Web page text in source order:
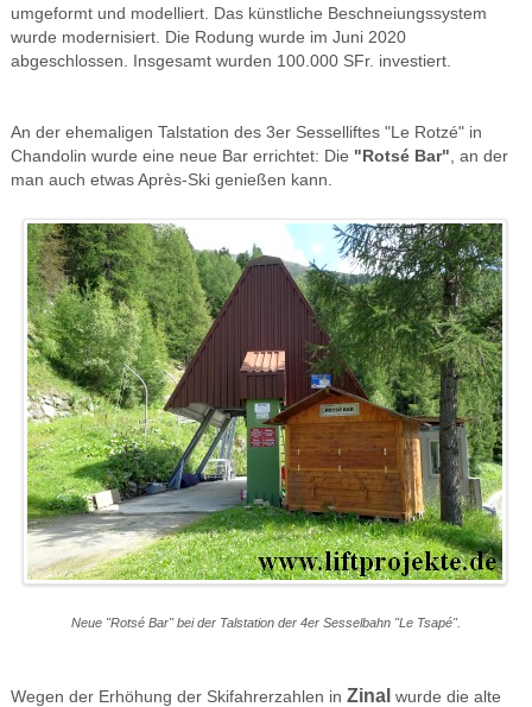
umgeformt und modelliert. Das künstliche Beschneiungssystem
wurde modernisiert. Die Rodung wurde im Juni 2020
abgeschlossen. Insgesamt wurden 100.000 SFr. investiert.
An der ehemaligen Talstation des 3er Sesselliftes "Le Rotzé" in
Chandolin wurde eine neue Bar errichtet: Die "Rotsé Bar" , an der
man auch etwas Après-Ski genießen kann.
Neue "Rotsé Bar" bei der Talstation der 4er Sesselbahn "Le Tsapé".
Wegen der Erhöhung der Skifahrerzahlen in Zinal wurde die alte